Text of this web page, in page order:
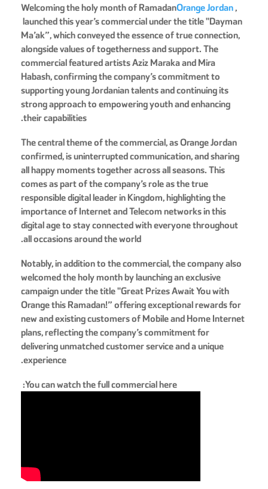
Welcoming the holy month of Ramadan ,
Orange Jordan
launched this year’s commercial under the title "Dayman
Ma’ak”, which conveyed the essence of true connection,
alongside values of togetherness and support. The
commercial featured artists Aziz Maraka and Mira
Habash, confirming the company’s commitment to
supporting young Jordanian talents and continuing its
strong approach to empowering youth and enhancing
their capabilities
.
The central theme of the commercial, as Orange Jordan
confirmed, is uninterrupted communication, and sharing
all happy moments together across all seasons. This
comes as part of the company’s role as the true
responsible digital leader in Kingdom, highlighting the
importance of Internet and Telecom networks in this
digital age to stay connected with everyone throughout
all occasions around the world
.
Notably, in addition to the commercial, the company also
welcomed the holy month by launching an exclusive
campaign under the title "Great Prizes Await You with
Orange this Ramadan!” offering exceptional rewards for
new and existing customers of Mobile and Home Internet
plans, reflecting the company’s commitment for
delivering unmatched customer service and a unique
experience
.
You can watch the full commercial here
: